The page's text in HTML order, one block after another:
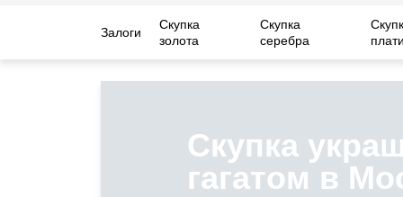
Залоги
Скупка
золота
Скупка
серебра
Скупка
гагатом в